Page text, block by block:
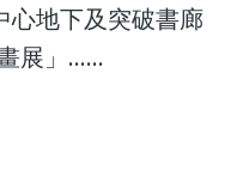
心地下及突破書廊
展」……